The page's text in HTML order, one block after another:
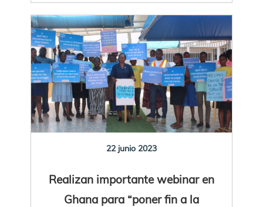
22 junio 2023
Realizan importante webinar en
Ghana para “poner fin a la